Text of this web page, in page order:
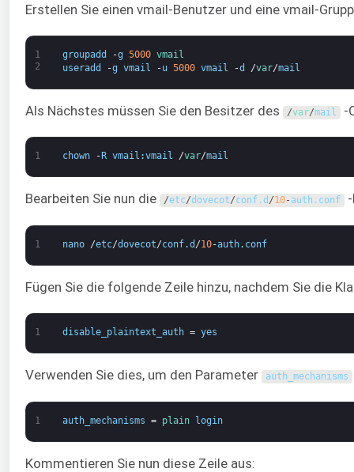
Erstellen Sie einen vmail-Benutzer und eine vmail-
1
2
groupadd -g 5000 vmail
useradd
-g vmail -u 5000 vmail -d /var/mail
Als Nächstes müssen Sie den Besitzer des /var/mail -
1 chown - R vmail :vmail /var/mail
Bearbeiten Sie nun die /etc/dovecot/conf.d /10- auth . conf -
1 nano /etc/dovecot/conf.d /10-auth. conf
Fügen Sie die folgende Zeile hinzu, nachdem Sie die
1 disable_plaintext_auth = yes
Verwenden Sie dies, um den Parameter auth_mechanisms
1 auth_mechanisms = plain login
Kommentieren Sie nun diese Zeile aus: